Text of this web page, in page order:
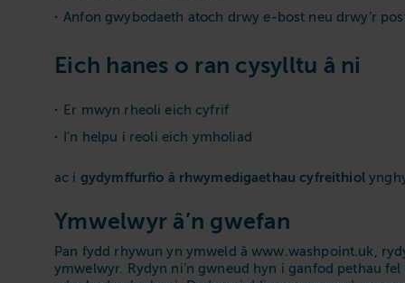
Anfon gwybodaeth atoch drwy e-bost neu drwy’r
Eich hanes o ran cysylltu â ni
Er mwyn rheoli eich cyfrif
I’n helpu i reoli eich ymholiad
ac i gydymffurfio â rhwymedigaethau cyfreithiol
Ymwelwyr â’n gwefan
Pan fydd rhywun yn ymweld â www.washpoint.uk,
ymwelwyr. Rydyn ni’n gwneud hyn i ganfod pethau